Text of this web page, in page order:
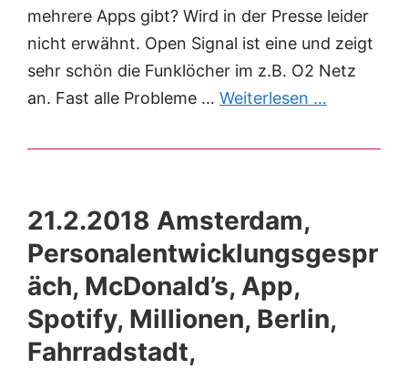
mehrere Apps gibt? Wird in der Presse leider
nicht erwähnt. Open Signal ist eine und zeigt
sehr schön die Funklöcher im z.B. O2 Netz
an. Fast alle Probleme … Weiterlesen …
21.2.2018 Amsterdam,
Personalentwicklungsgespr
äch, McDonald’s, App,
Spotify, Millionen, Berlin,
Fahrradstadt,